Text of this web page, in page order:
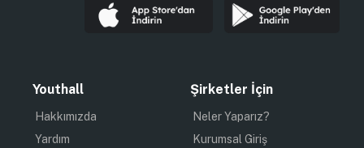
Youthall
Hakkımızda
Yardım
Şirketler İçin
Neler Yaparız?
Kurumsal Giriş